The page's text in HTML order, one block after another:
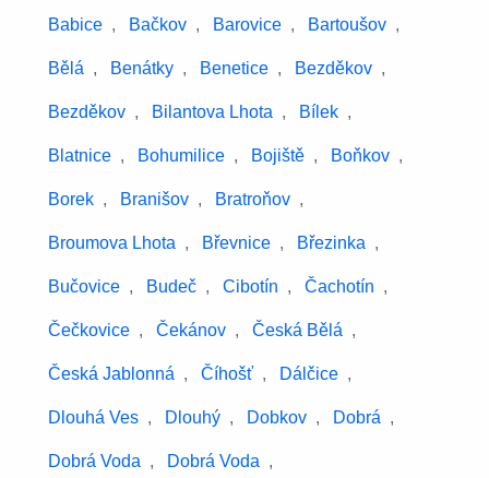
Babice , Bačkov , Barovice , Bartoušov ,
Bělá , Benátky , Benetice , Bezděkov ,
Bezděkov , Bilantova Lhota , Bílek ,
Blatnice , Bohumilice , Bojiště , Boňkov ,
Borek , Branišov , Bratroňov ,
Broumova Lhota , Břevnice , Březinka ,
Bučovice , Budeč , Cibotín , Čachotín ,
Čečkovice , Čekánov , Česká Bělá ,
Česká Jablonná , Číhošť , Dálčice ,
Dlouhá Ves , Dlouhý , Dobkov , Dobrá ,
Dobrá Voda , Dobrá Voda ,